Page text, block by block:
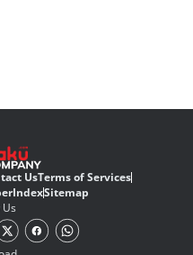
UsTerms of Services
IndexSitemap
Us